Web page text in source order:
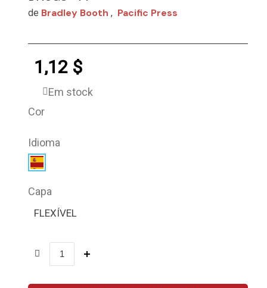
de Bradley Booth , Pacific Press
1,12 $
Em stock
Cor
Idioma
Capa
FLEXÍVEL